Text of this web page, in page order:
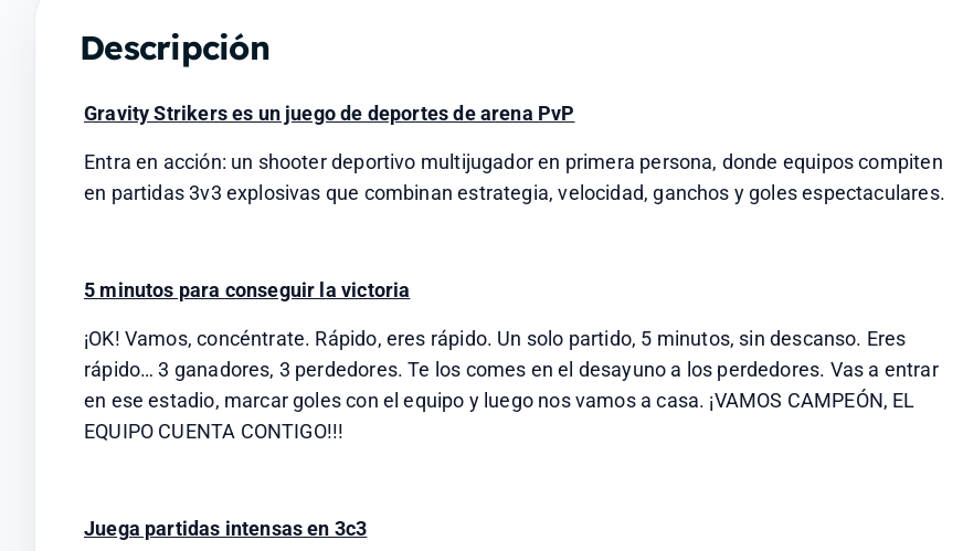
Descripción
Gravity Strikers es un juego de deportes de arena PvP
Entra en acción: un shooter deportivo multijugador en primera persona, donde equipos compiten
en partidas 3v3 explosivas que combinan estrategia, velocidad, ganchos y goles espectaculares.
5 minutos para conseguir la victoria
¡OK! Vamos, concéntrate. Rápido, eres rápido. Un solo partido, 5 minutos, sin descanso. Eres
rápido… 3 ganadores, 3 perdedores. Te los comes en el desayuno a los perdedores. Vas a entrar
en ese estadio, marcar goles con el equipo y luego nos vamos a casa. ¡VAMOS CAMPEÓN, EL
EQUIPO CUENTA CONTIGO!!!
Juega partidas intensas en 3c3